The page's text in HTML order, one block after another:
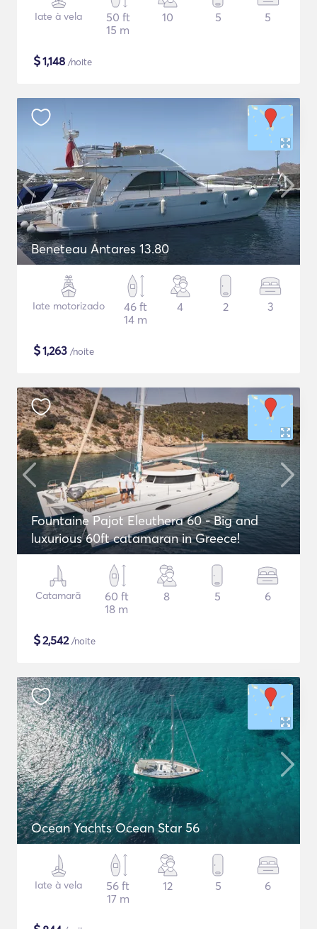
Iate à vela
50 ft
15 m
10 5 5
$1,148 /noite
Beneteau Antares 13.80
Iate motorizado
46 ft
14 m
4 2 3
$1,263 /noite
Fountaine Pajot Eleuthera 60 - Big and
luxurious 60ft catamaran in Greece!
Catamarã
60 ft
18 m
8 5 6
$2,542/noite
Ocean Yachts Ocean Star 56
Iate à vela
56 ft
17 m
12 5 6